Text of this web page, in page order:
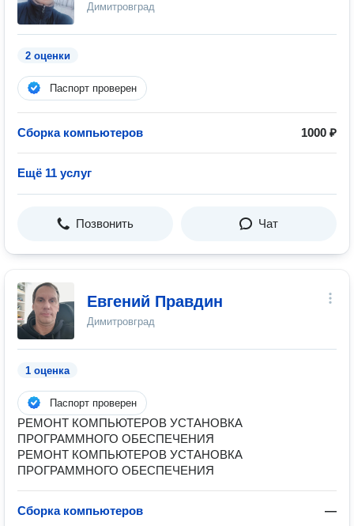
Димитровград
2 оценки
Паспорт проверен
Сборка компьютеров 1000 ₽
Ещё 11 услуг
Позвонить Чат
Евгений Правдин
Димитровград
1 оценка
Паспорт проверен
РЕМОНТ КОМПЬЮТЕРОВ УСТАНОВКА
ПРОГРАММНОГО ОБЕСПЕЧЕНИЯ
РЕМОНТ КОМПЬЮТЕРОВ УСТАНОВКА
ПРОГРАММНОГО ОБЕСПЕЧЕНИЯ
Сборка компьютеров —